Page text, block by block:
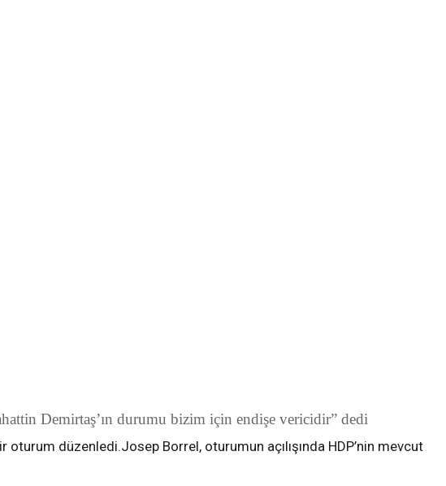
Demirtaş’ın durumu bizim için endişe vericidir” dedi
oturum düzenledi.Josep Borrel, oturumun açılışında HDP’nin mevcut